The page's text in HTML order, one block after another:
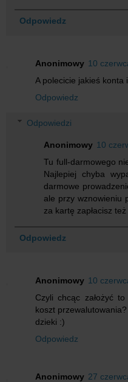
Odpowiedz
Anonimowy 10
A polecicie jakieś konta
Odpowiedz
Odpowiedzi
Anonimowy 10
Tu full-darmowego
Najlepiej chyba
darmowe
ale przy wznowieniu
za kartę zapłacisz też
Odpowiedz
Anonimowy 10
Czyli chcąc założyć
koszt
dzieki :)
Odpowiedz
Anonimowy 27